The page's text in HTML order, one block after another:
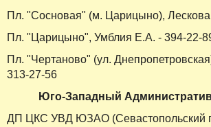
Пл. "Сосновая" (м. Царицыно),
Пл. "Царицыно", Умблия Е.А. - 394-22-
Пл. "Чертаново" (ул.
313-27-56
Юго-Западный
ДП ЦКС УВД ЮЗАО (Севастопольский